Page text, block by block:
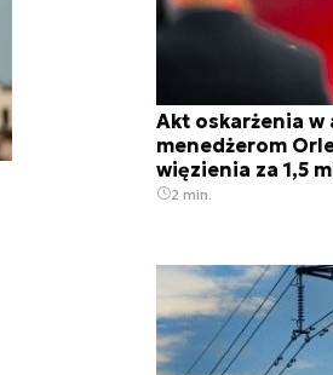
Akt oskarżenia w
menedżerom
więzienia za 1,5
2 min.